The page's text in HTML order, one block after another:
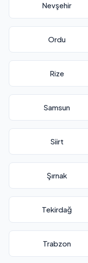
Nevşehir
Ordu
Rize
Samsun
Siirt
Şırnak
Tekirdağ
Trabzon